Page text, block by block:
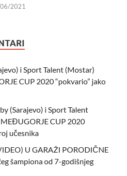
2021
i Sport Talent (Mostar)
CUP 2020 “pokvario” jako
(Sarajevo) i Sport Talent
CUP 2020
učesnika
U GARAŽI PORODIČNE
šampiona od 7-godišnjeg